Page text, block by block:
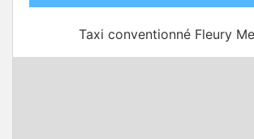
Taxi conventionné Fleury